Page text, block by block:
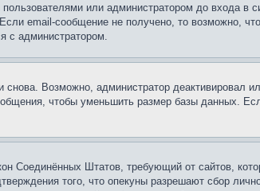
или администратором до входа в
email-сообщение не получено, то возможно,
с администратором.
снова. Возможно, администратор деактивировал
чтобы уменьшить размер базы данных.
Соединённых Штатов, требующий от сайтов,
того, что опекуны разрешают сбор